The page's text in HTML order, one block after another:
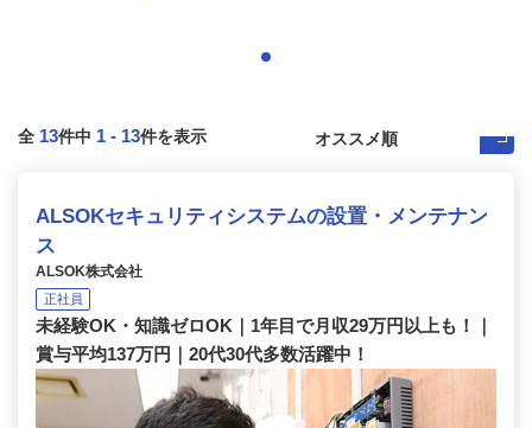
全 13件中 1 - 13件を表示
ALSOKセキュリティシステムの設置・メンテナン
ス
ALSOK株式会社
正社員
未経験OK・知識ゼロOK｜1年目で月収29万円以上も！｜
賞与平均137万円｜20代30代多数活躍中！